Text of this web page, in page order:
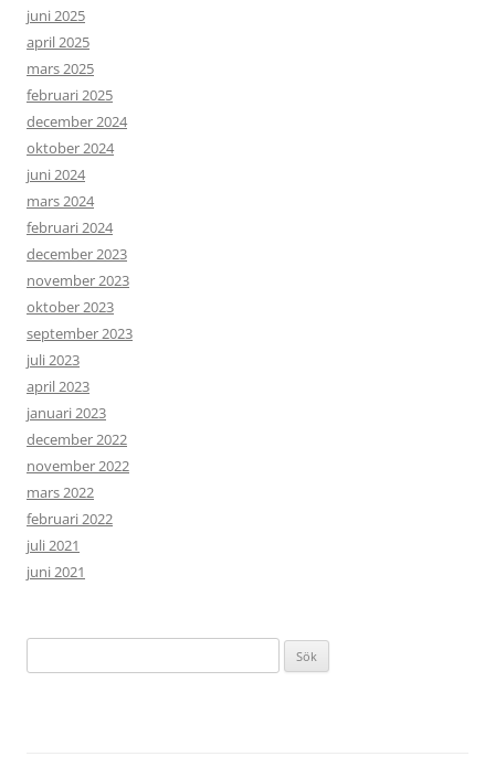
juni 2025
april 2025
mars 2025
februari 2025
december 2024
oktober 2024
juni 2024
mars 2024
februari 2024
december 2023
november 2023
oktober 2023
september 2023
juli 2023
april 2023
januari 2023
december 2022
november 2022
mars 2022
februari 2022
juli 2021
juni 2021
efter: